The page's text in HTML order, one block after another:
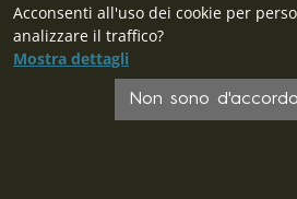
Acconsenti all'uso dei cookie per
analizzare il traffico?
Mostra dettagli
Non sono
CZ
SK